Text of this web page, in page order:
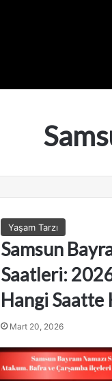
Yaşam Tarzı
Samsun
Saatleri:
Hangi Saatte
Mart 20, 2026